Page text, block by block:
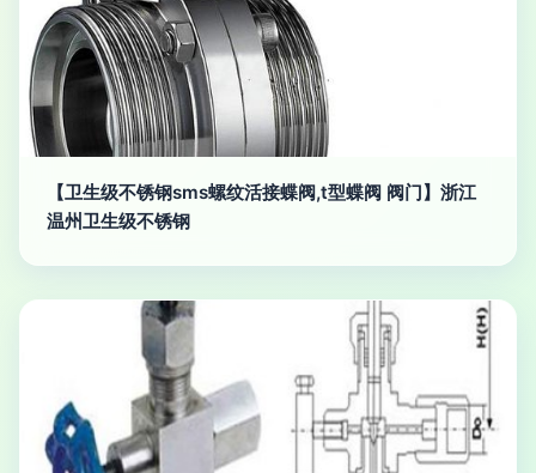
【卫生级不锈钢sms螺纹活接蝶阀,t型蝶阀 阀门】浙江
温州卫生级不锈钢